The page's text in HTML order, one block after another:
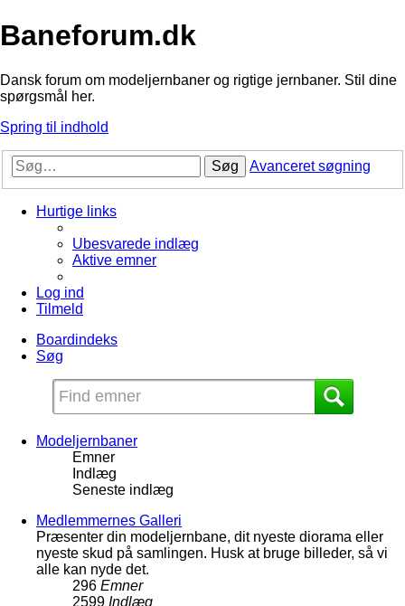
Baneforum.dk
Dansk forum om modeljernbaner og rigtige jernbaner. Stil dine
spørgsmål her.
Spring til indhold
Søg Avanceret søgning
Hurtige links
Ubesvarede indlæg
Aktive emner
Log ind
Tilmeld
Boardindeks
Søg
Modeljernbaner
Emner
Indlæg
Seneste indlæg
Medlemmernes Galleri
Præsenter din modeljernbane, dit nyeste diorama eller
nyeste skud på samlingen. Husk at bruge billeder, så vi
alle kan nyde det.
296 Emner
2599 Indlæg